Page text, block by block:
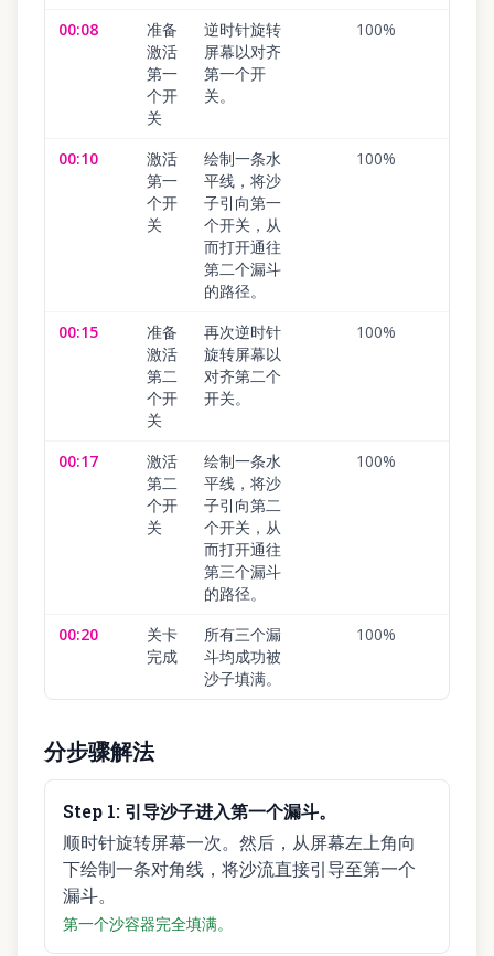
00:08
准备
激活
第一
个开
关
逆时针旋转
屏幕以对齐
第一个开
关。
100%
00:10
激活
第一
个开
关
绘制一条水
平线，将沙
子引向第一
个开关，从
而打开通往
第二个漏斗
的路径。
100%
00:15
准备
激活
第二
个开
关
再次逆时针
旋转屏幕以
对齐第二个
开关。
100%
00:17
激活
第二
个开
关
绘制一条水
平线，将沙
子引向第二
个开关，从
而打开通往
第三个漏斗
的路径。
100%
00:20
关卡
完成
所有三个漏
斗均成功被
沙子填满。
100%
分步骤解法
Step 1: 引导沙子进入第一个漏斗。
顺时针旋转屏幕一次。然后，从屏幕左上角向
下绘制一条对角线，将沙流直接引导至第一个
漏斗。
第一个沙容器完全填满。